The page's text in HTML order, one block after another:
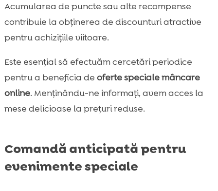
Acumularea de puncte sau alte recompense
contribuie la obținerea de discounturi atractive
pentru achizițiile viitoare.
Este esențial să efectuăm cercetări periodice
pentru a beneficia de oferte speciale mâncare
online. Menținându-ne informați, avem acces la
mese delicioase la prețuri reduse.
Comandă anticipată pentru
evenimente speciale